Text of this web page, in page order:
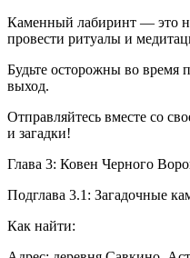
Каменный лабиринт — это
провести ритуалы и
Будьте осторожны во время
выход.
Отправляйтесь вместе со
и загадки!
Глава 3: Ковен Черного
Подглава 3.1: Загадочные
Как найти: